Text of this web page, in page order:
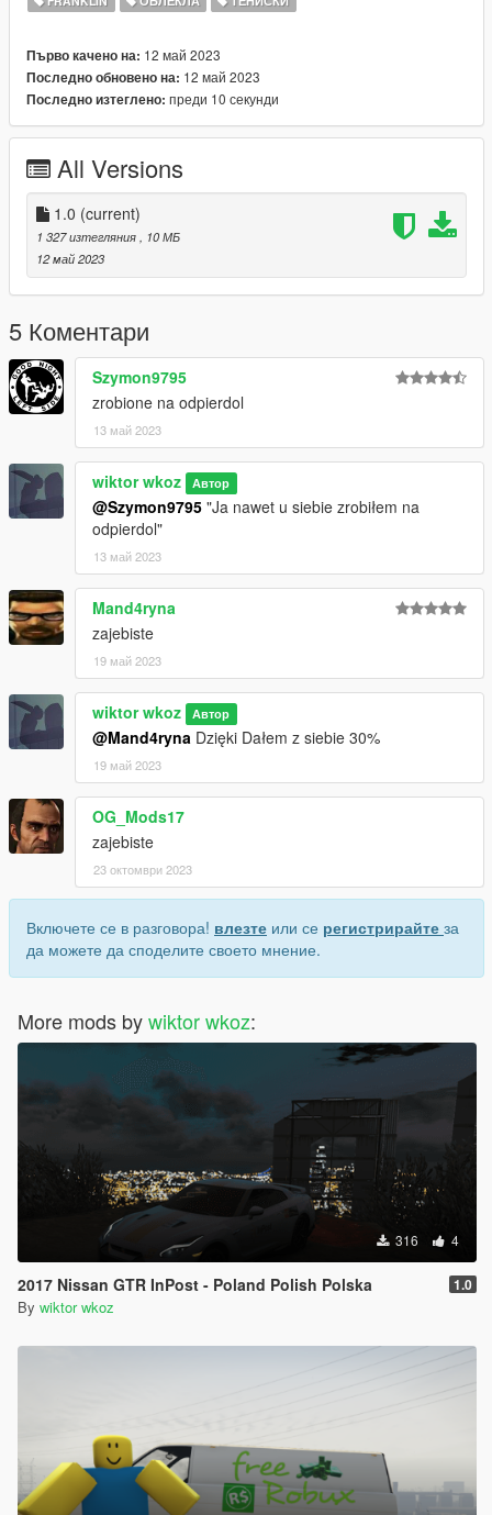
Първо качено на: 12 май 2023
Последно обновено на: 12 май 2023
Последно изтеглено: преди 10 секунди
All Versions
1.0 (current)
1 327 изтегляния, 10 МБ
12 май 2023
5 Коментари
Szymon9795
zrobione na odpierdol
13 май 2023
wiktor wkoz Автор
@Szymon9795 "Ja nawet u siebie zrobiłem na
odpierdol"
13 май 2023
Mand4ryna
zajebiste
19 май 2023
wiktor wkoz Автор
@Mand4ryna Dzięki Dałem z siebie 30%
19 май 2023
OG_Mods17
zajebiste
23 октомври 2023
Включете се в разговора! влезте или се регистрирайте за
да можете да споделите своето мнение.
More mods bywiktor wkoz:
316 4
2017 Nissan GTR InPost - Poland Polish Polska 1.0
By wiktor wkoz